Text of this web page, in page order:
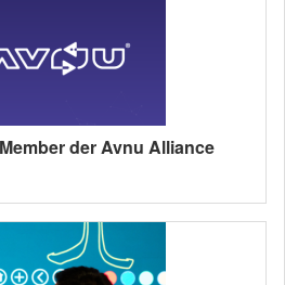
der Avnu Alliance